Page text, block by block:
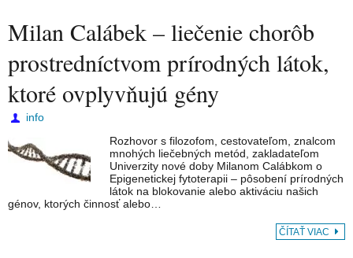
Milan Calábek – liečenie chorôb
prostredníctvom prírodných látok,
ktoré ovplyvňujú gény
info
Rozhovor s filozofom, cestovateľom, znalcom
mnohých liečebných metód, zakladateľom
Univerzity nové doby Milanom Calábkom o
Epigenetickej fytoterapii – pôsobení prírodných
látok na blokovanie alebo aktiváciu našich
génov, ktorých činnosť alebo…
ČÍTAŤ VIAC